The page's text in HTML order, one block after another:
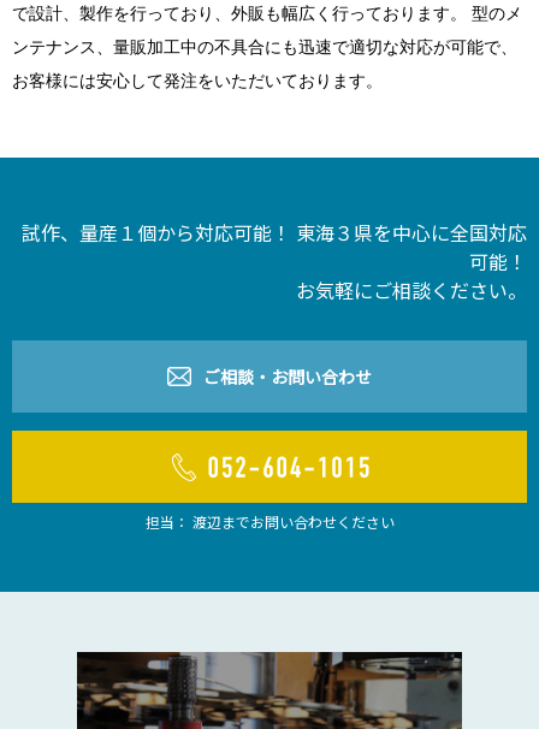
で設計、製作を行っており、外販も幅広く行っております。 型のメ
ンテナンス、量販加工中の不具合にも迅速で適切な対応が可能で、
お客様には安心して発注をいただいております。
試作、量産１個から対応可能！ 東海３県を中心に全国対応
可能！
お気軽にご相談ください。
ご相談・お問い合わせ
担当： 渡辺までお問い合わせください